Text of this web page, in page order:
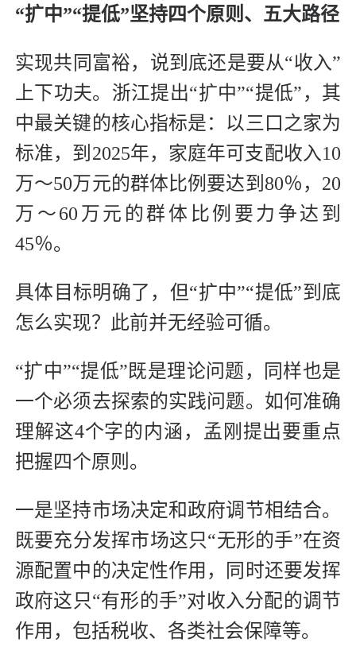
“扩中”“提低”坚持四个原则、五大路径
实现共同富裕，说到底还是要从“收入”
上下功夫。浙江提出“扩中”“提低”，其
中最关键的核心指标是：以三口之家为
标准，到2025年，家庭年可支配收入10
万～50万元的群体比例要达到80％，20
万～60万元的群体比例要力争达到
45％。
具体目标明确了，但“扩中”“提低”到底
怎么实现？此前并无经验可循。
“扩中”“提低”既是理论问题，同样也是
一个必须去探索的实践问题。如何准确
理解这4个字的内涵，孟刚提出要重点
把握四个原则。
一是坚持市场决定和政府调节相结合。
既要充分发挥市场这只“无形的手”在资
源配置中的决定性作用，同时还要发挥
政府这只“有形的手”对收入分配的调节
作用，包括税收、各类社会保障等。